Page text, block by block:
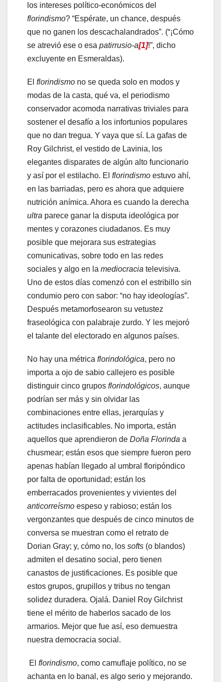
los intereses político-económicos del
florindismo? “Espérate, un chance, después
que no ganen los descachalandrados”. (“¡Cómo
se atrevió ese o esa patirrusio-a[1]!”, dicho
excluyente en Esmeraldas).
El florindismo no se queda solo en modos y
modas de la casta, qué va, el periodismo
conservador acomoda narrativas triviales para
sostener el desafío a los infortunios populares
que no dan tregua. Y vaya que sí. La gafas de
Roy Gilchrist, el vestido de Lavinia, los
elegantes disparates de algún alto funcionario
y así por el estilacho. El florindismo estuvo ahí,
en las barriadas, pero es ahora que adquiere
nutrición anímica. Ahora es cuando la derecha
ultra parece ganar la disputa ideológica por
mentes y corazones ciudadanos. Es muy
posible que mejorara sus estrategias
comunicativas, sobre todo en las redes
sociales y algo en la mediocracia televisiva.
Uno de estos días comenzó con el estribillo sin
condumio pero con sabor: “no hay ideologías”.
Después metamorfosearon su vetustez
fraseológica con palabraje zurdo. Y les mejoró
el talante del electorado en algunos países.
No hay una métrica florindológica, pero no
importa a ojo de sabio callejero es posible
distinguir cinco grupos florindológicos, aunque
podrían ser más y sin olvidar las
combinaciones entre ellas, jerarquías y
actitudes inclasificables. No importa, están
aquellos que aprendieron de Doña Florinda a
chusmear; están esos que siempre fueron pero
apenas habían llegado al umbral floripóndico
por falta de oportunidad; están los
emberracados provenientes y vivientes del
anticorreísmo espeso y rabioso; están los
vergonzantes que después de cinco minutos de
conversa se muestran como el retrato de
Dorian Gray; y, cómo no, los softs (o blandos)
admiten el desatino social, pero tienen
canastos de justificaciones. Es posible que
estos grupos, grupillos y tribus no tengan
solidez duradera. Ojalá. Daniel Roy Gilchrist
tiene el mérito de haberlos sacado de los
armarios. Mejor que fue así, eso demuestra
nuestra democracia social.
El florindismo, como camuflaje político, no se
achanta en lo banal, es algo serio y mejorando.